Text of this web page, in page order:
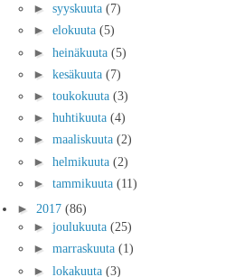
► syyskuuta (7)
► elokuuta (5)
► heinäkuuta (5)
► kesäkuuta (7)
► toukokuuta (3)
► huhtikuuta (4)
► maaliskuuta (2)
► helmikuuta (2)
► tammikuuta (11)
► 2017 (86)
► joulukuuta (25)
► marraskuuta (1)
► lokakuuta (3)